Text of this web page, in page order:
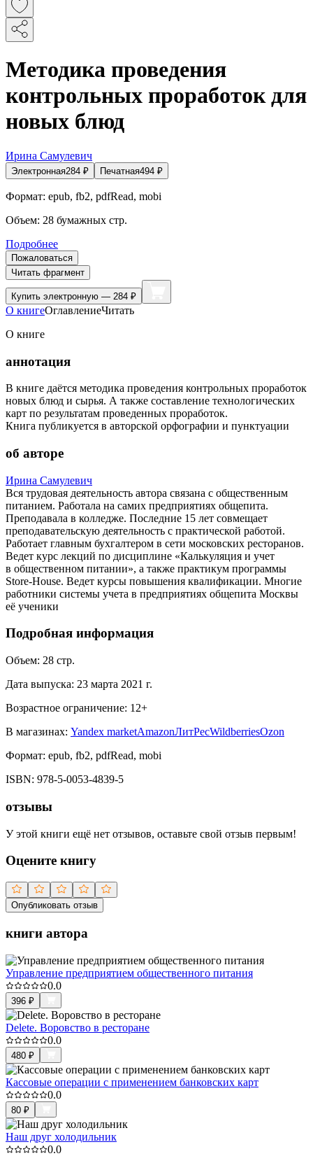
Методика проведения
контрольных проработок для
новых блюд
Ирина Самулевич
Электронная284 ₽ Печатная494 ₽
Формат: epub, fb2, pdfRead, mobi
Объем: 28 бумажных стр.
Подробнее
Пожаловаться
Читать фрагмент
Купить электронную — 284 ₽
О книгеОглавлениеЧитать
О книге
аннотация
В книге даётся методика проведения контрольных проработок
новых блюд и сырья. А также составление технологических
карт по результатам проведенных проработок.
Книга публикуется в авторской орфографии и пунктуации
об авторе
Ирина Самулевич
Вся трудовая деятельность автора связана с общественным
питанием. Работала на самих предприятиях общепита.
Преподавала в колледже. Последние 15 лет совмещает
преподавательскую деятельность с практической работой.
Работает главным бухгалтером в сети московских ресторанов.
Ведет курс лекций по дисциплине «Калькуляция и учет
в общественном питании», а также практикум программы
Store-House. Ведет курсы повышения квалификации. Многие
работники системы учета в предприятиях общепита Москвы
её ученики
Подробная информация
Объем: 28 стр.
Дата выпуска: 23 марта 2021 г.
Возрастное ограничение: 12+
В магазинах: Yandex marketAmazonЛитРесWildberriesOzon
Формат: epub, fb2, pdfRead, mobi
ISBN: 978-5-0053-4839-5
отзывы
У этой книги ещё нет отзывов, оставьте свой отзыв первым!
Оцените книгу
Опубликовать отзыв
книги автора
Управление предприятием общественного питания
0.0
396 ₽
Delete. Воровство в ресторане
0.0
480 ₽
Кассовые операции с применением банковских карт
0.0
80 ₽
Наш друг холодильник
0.0